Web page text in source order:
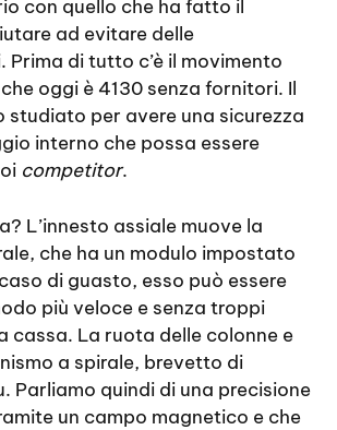
con quello che ha fatto il
ad evitare delle
di tutto c’è il movimento
oggi è 4130 senza fornitori. Il
studiato per avere una sicurezza
interno che possa essere
competitor.
L’innesto assiale muove la
che ha un modulo impostato
di guasto, esso può essere
più veloce e senza troppi
cassa. La ruota delle colonne e
a spirale, brevetto di
Parliamo quindi di una precisione
un campo magnetico e che